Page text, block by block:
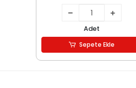
Adet
Sepete Ekle